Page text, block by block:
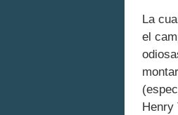
La
el
Henry